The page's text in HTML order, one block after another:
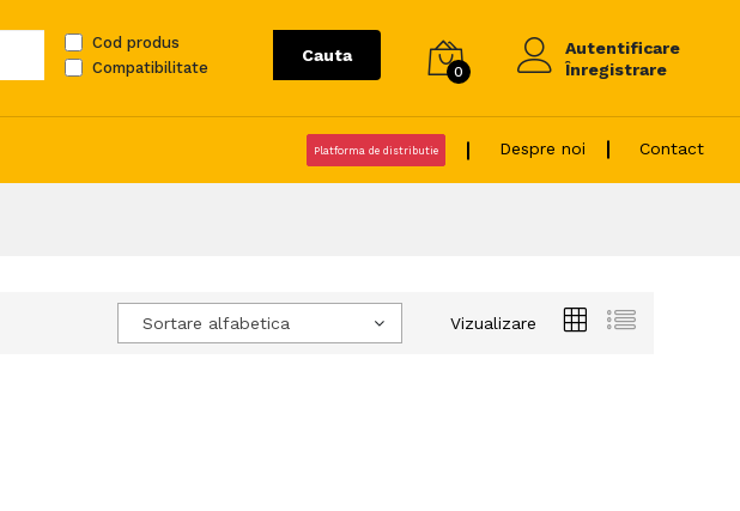
Cod produs
Compatibilitate
Cauta
0
Autentificare
Înregistrare
Platforma de distributie Despre noi Contact
Sortare alfabetica Vizualizare